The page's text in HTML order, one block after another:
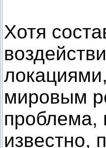
Хотя
мировым
проблема,
известно,